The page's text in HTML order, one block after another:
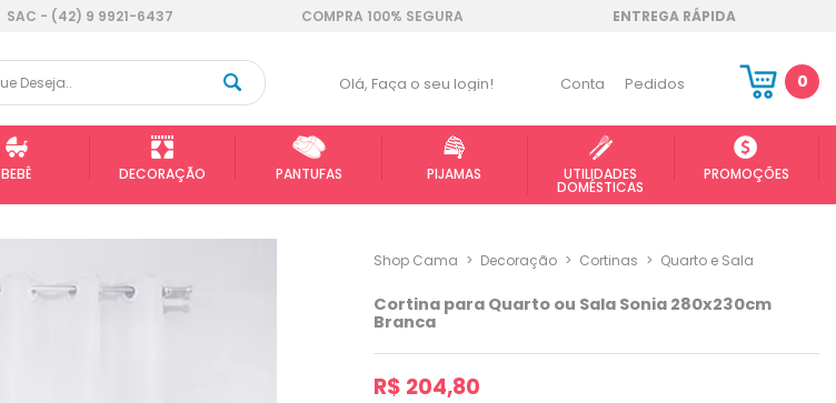
SAC - (42) 9 9921-6437 COMPRA 100% SEGURA ENTREGA RÁPIDA
Olá, Faça o seu login! Conta Pedidos 0
BEBÊ DECORAÇÃO PANTUFAS PIJAMAS UTILIDADES
DOMÉSTICAS
PROMOÇÕES
Shop Cama > Decoração > Cortinas > Quarto e Sala
Cortina para Quarto ou Sala Sonia 280x230cm
Branca
R$ 204,80